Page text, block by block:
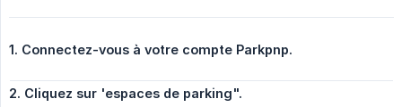
1. Connectez-vous à votre compte Parkpnp.
2. Cliquez sur 'espaces de parking".